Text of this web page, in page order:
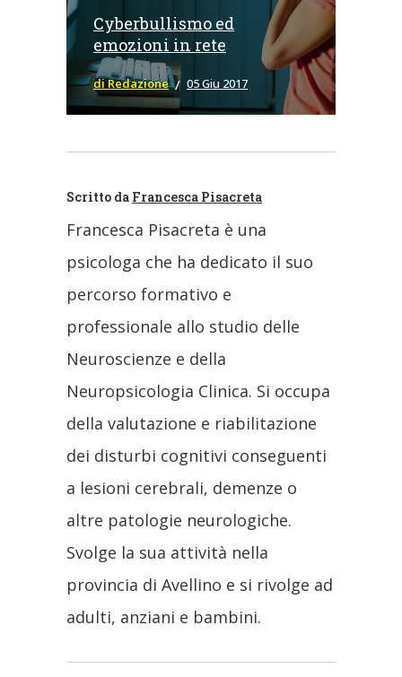
Cyberbullismo ed
emozioni in rete
di Redazione 05 Giu 2017
Scritto da Francesca Pisacreta
Francesca Pisacreta è una
psicologa che ha dedicato il suo
percorso formativo e
professionale allo studio delle
Neuroscienze e della
Neuropsicologia Clinica. Si occupa
della valutazione e riabilitazione
dei disturbi cognitivi conseguenti
a lesioni cerebrali, demenze o
altre patologie neurologiche.
Svolge la sua attività nella
provincia di Avellino e si rivolge ad
adulti, anziani e bambini.